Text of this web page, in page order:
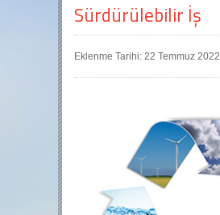
Sürdürülebilir İş
Eklenme Tarihi: 22 Temmuz 2022